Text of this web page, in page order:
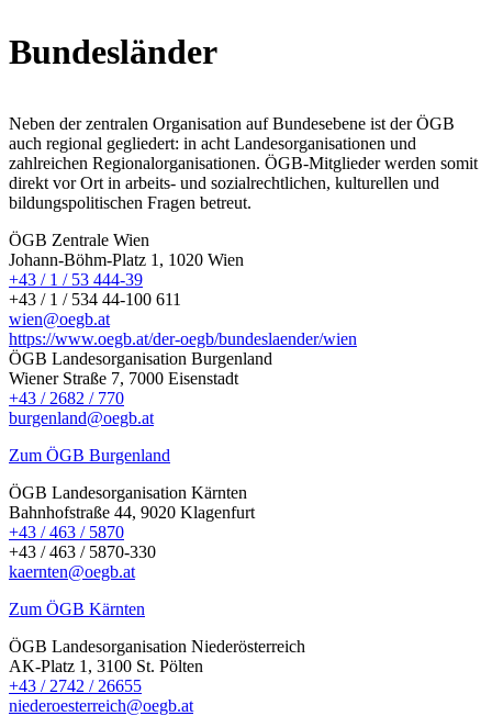
Bundesländer
Neben der zentralen Organisation auf Bundesebene ist der ÖGB
auch regional gegliedert: in acht Landesorganisationen und
zahlreichen Regionalorganisationen. ÖGB-Mitglieder werden somit
direkt vor Ort in arbeits- und sozialrechtlichen, kulturellen und
bildungspolitischen Fragen betreut.
ÖGB Zentrale Wien
Johann-Böhm-Platz 1, 1020 Wien
+43 / 1 / 53 444-39
+43 / 1 / 534 44-100 611
wien@oegb.at
https://www.oegb.at/der-oegb/bundeslaender/wien
ÖGB Landesorganisation Burgenland
Wiener Straße 7, 7000 Eisenstadt
+43 / 2682 / 770
burgenland@oegb.at
Zum ÖGB Burgenland
ÖGB Landesorganisation Kärnten
Bahnhofstraße 44, 9020 Klagenfurt
+43 / 463 / 5870
+43 / 463 / 5870-330
kaernten@oegb.at
Zum ÖGB Kärnten
ÖGB Landesorganisation Niederösterreich
AK-Platz 1, 3100 St. Pölten
+43 / 2742 / 26655
niederoesterreich@oegb.at